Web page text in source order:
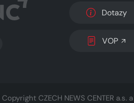
SVĚTLÝ/TMAVÝ REŽIM
Dotazy
VOP
CZECH NEWS CENTER a.s.